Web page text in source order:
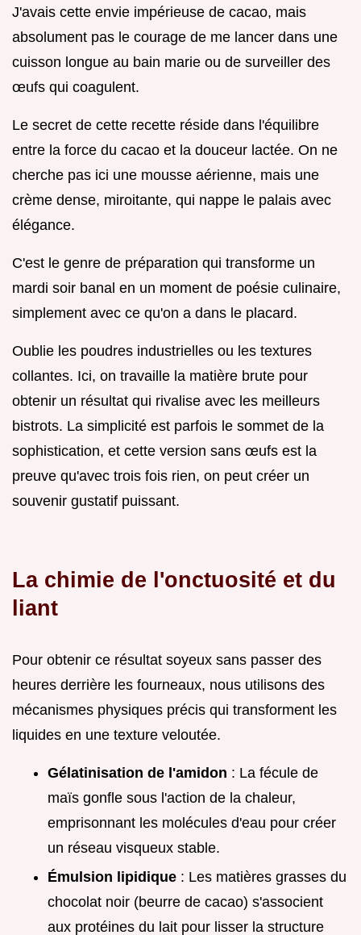
J'avais cette envie impérieuse de cacao, mais
absolument pas le courage de me lancer dans une
cuisson longue au bain marie ou de surveiller des
œufs qui coagulent.
Le secret de cette recette réside dans l'équilibre
entre la force du cacao et la douceur lactée. On ne
cherche pas ici une mousse aérienne, mais une
crème dense, miroitante, qui nappe le palais avec
élégance.
C'est le genre de préparation qui transforme un
mardi soir banal en un moment de poésie culinaire,
simplement avec ce qu'on a dans le placard.
Oublie les poudres industrielles ou les textures
collantes. Ici, on travaille la matière brute pour
obtenir un résultat qui rivalise avec les meilleurs
bistrots. La simplicité est parfois le sommet de la
sophistication, et cette version sans œufs est la
preuve qu'avec trois fois rien, on peut créer un
souvenir gustatif puissant.
La chimie de l'onctuosité et du
liant
Pour obtenir ce résultat soyeux sans passer des
heures derrière les fourneaux, nous utilisons des
mécanismes physiques précis qui transforment les
liquides en une texture veloutée.
Gélatinisation de l'amidon : La fécule de
maïs gonfle sous l'action de la chaleur,
emprisonnant les molécules d'eau pour créer
un réseau visqueux stable.
Émulsion lipidique : Les matières grasses du
chocolat noir (beurre de cacao) s'associent
aux protéines du lait pour lisser la structure